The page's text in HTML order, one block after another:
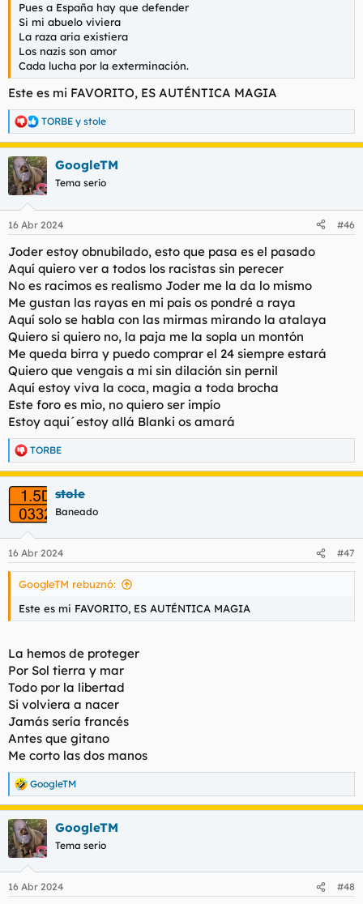
Pues a España hay que defender
Si mi abuelo viviera
La raza aria existiera
Los nazis son amor
Cada lucha por la exterminación.
Este es mi FAVORITO, ES AUTÉNTICA MAGIA
R
e
a
c
c
i
e
:
TORBE y stole
GoogleTM
Tema serio
16 Abr 2024 #46
Joder estoy obnubilado, esto que pasa es el pasado
Aquí quiero ver a todos los racistas sin perecer
No es racimos es realismo Joder me la da lo mismo
Me gustan las rayas en mi pais os pondré a raya
Aquí solo se habla con las mirmas mirando la atalaya
Quiero si quiero no, la paja me la sopla un montón
Me queda birra y puedo comprar el 24 siempre estará
Quiero que vengais a mi sin dilación sin pernil
Aquí estoy viva la coca, magia a toda brocha
Este foro es mio, no quiero ser impío
Estoy aqui´estoy allá Blanki os amará
R
e
a
c
i
e
s
TORBE
stole
Baneado
16 Abr 2024 #47
GoogleTM rebuznó:
Este es mi FAVORITO, ES AUTÉNTICA MAGIA
La hemos de proteger
Por Sol tierra y mar
Todo por la libertad
Si volviera a nacer
Jamás sería francés
Antes que gitano
Me corto las dos manos
R
e
a
c
c
i
e
GoogleTM
GoogleTM
Tema serio
16 Abr 2024 #48